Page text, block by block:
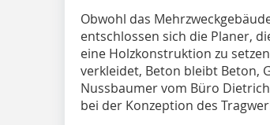
Obwohl das
entschlossen sich die Planer,
eine Holzkonstruktion zu
verkleidet, Beton bleibt Beton,
Nussbaumer vom Büro
bei der Konzeption des